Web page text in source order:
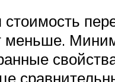
стоимость
меньше.